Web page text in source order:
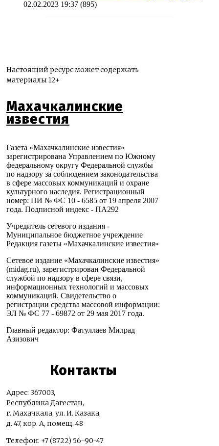
02.02.2023 19:37 (895)
Настоящий ресурс может содержать
материалы 12+
Махачкалинские
известия
Газета «Махачкалинские известия»
зарегистрирована Управлением по Южному
федеральному округу Федеральной службы
по надзору за соблюдением законодательства
в сфере массовых коммуникаций и охране
культурного наследия. Регистрационный
номер: ПИ № ФС 10 - 6585 от 19 апреля 2007
года. Подписной индекс - ПА292
Учредитель сетевого издания -
Муниципальное бюджетное учреждение
Редакция газеты «Махачкалинские известия»
Сетевое издание «Махачкалинские известия»
(midag.ru), зарегистрирован Федеральной
службой по надзору в сфере связи,
информационных технологий и массовых
коммуникаций. Свидетельство о
регистрации средства массовой информации:
ЭЛ № ФС 77 - 69872 от 29 мая 2017 года.
Главный редактор: Фатуллаев Милрад
Азизович
Контакты
Адрес: 367003,
Республика Дагестан,
г. Махачкала, ул. И. Казака,
д. 47, кор. А, помещ. 48
Телефон: +7 (8722) 56-90-47